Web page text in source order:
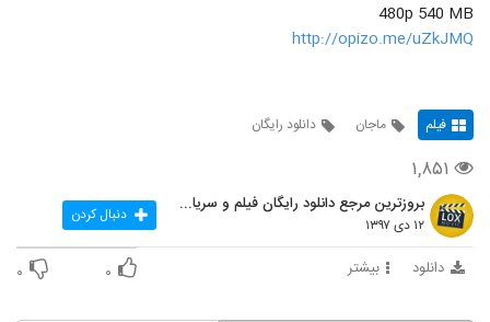
480p 540 MB
http://opizo.me/uZkJMQ
فیلم ماجان دانلود رایگان
۱,۸۵۱
بروزترین مرجع دانلود رایگان فیلم و سریال ایرانی
۱۲ دی ۱۳۹۷ دنبال کردن
دانلود بیشتر ۰ ۰